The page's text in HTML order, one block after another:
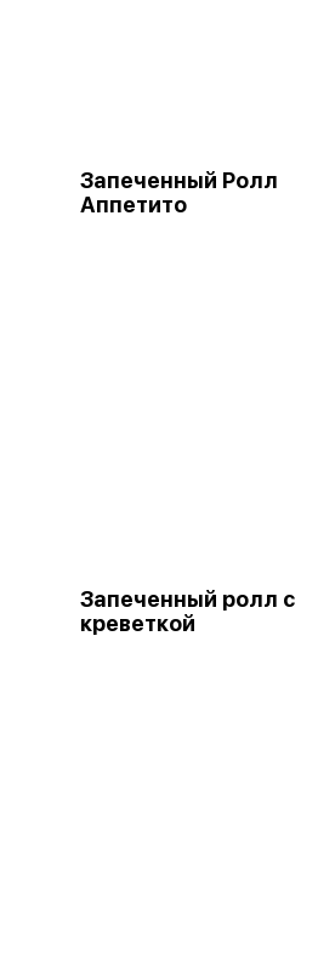
Запеченный Ролл
Аппетито
Запеченный ролл с
креветкой